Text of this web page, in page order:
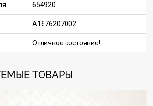
654920
A1676207002.
Отличное состояние!
ТОВАРЫ